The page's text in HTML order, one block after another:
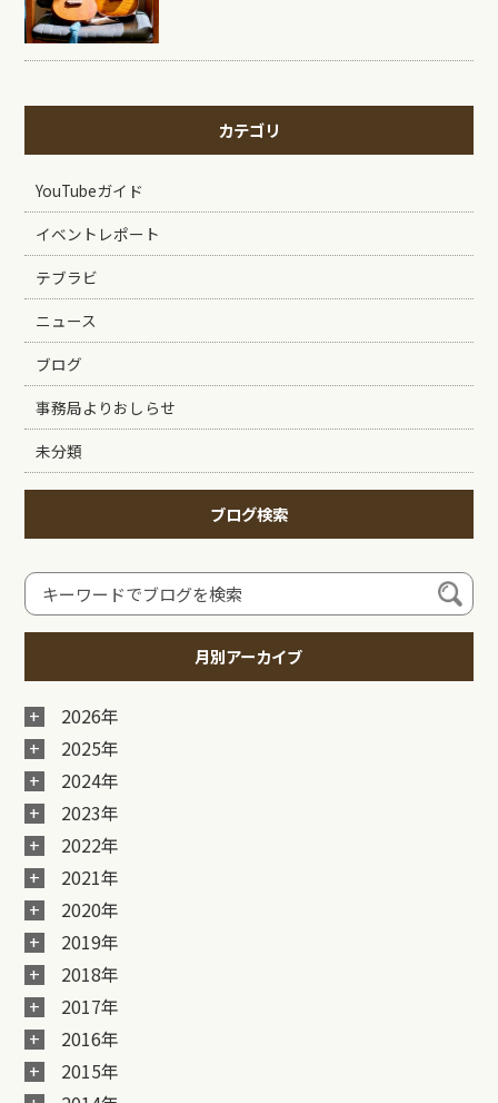
カテゴリ
YouTubeガイド
イベントレポート
テブラビ
ニュース
ブログ
事務局よりおしらせ
未分類
ブログ検索
月別アーカイブ
2026年
2025年
2024年
2023年
2022年
2021年
2020年
2019年
2018年
2017年
2016年
2015年